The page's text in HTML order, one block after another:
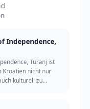
Independence,
Turanj ist
Kroatien nicht nur
kulturell zu